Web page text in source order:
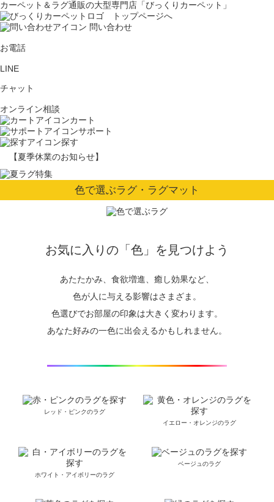
カーペット＆ラグ通販の大型専門店「びっくりカーペット」
問い合わせ
お電話
LINE
チャット
オンライン相談
カート
サポート
探す
【夏季休業のお知らせ】
色で選ぶラグ・ラグマット
お気に入りの「色」を見つけよう
あたたかみ、食欲増進、癒し効果など、
色が人に与える影響はさまざま。
色選びでお部屋の印象は大きく変わります。
あなた好みの一色に出会えるかもしれません。
レッド・ピンクのラグ
イエロー・オレンジのラグ
ホワイト・アイボリーのラグ
ベージュのラグ